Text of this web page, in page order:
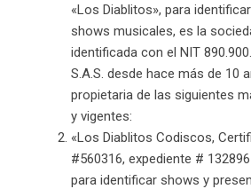
«Los Diablitos», para
shows musicales, es la
identificada con el NIT
S.A.S. desde hace más de 10
propietaria de las siguientes
y vigentes:
«Los Diablitos Codiscos,
#560316, expediente #
para identificar shows y